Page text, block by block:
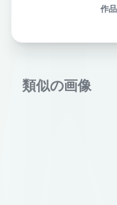
作
類似の画像